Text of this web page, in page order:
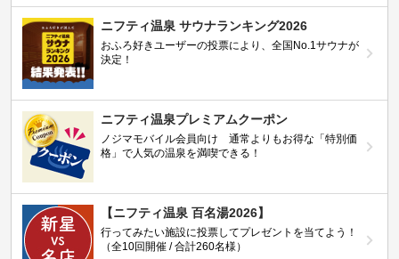
ニフティ温泉 サウナランキング2026
おふろ好きユーザーの投票により、全国No.1サウナが
決定！
ニフティ温泉プレミアムクーポン
ノジマモバイル会員向け 通常よりもお得な「特別価
格」で人気の温泉を満喫できる！
【ニフティ温泉 百名湯2026】
行ってみたい施設に投票してプレゼントを当てよう！
（全10回開催 / 合計260名様）